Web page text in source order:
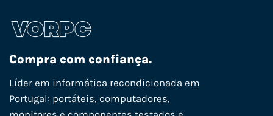
Compra com confiança.
Líder em informática recondicionada em
Portugal: portáteis, computadores,